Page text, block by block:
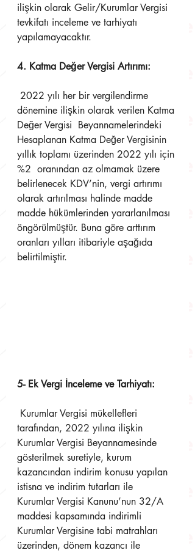
ilişkin olarak Gelir/Kurumlar Vergisi
tevkifatı inceleme ve tarhiyatı
yapılamayacaktır.
4. Katma Değer Vergisi Artırımı:
dönemine ilişkin olarak verilen Katma
Değer Vergisi  Beyannamelerindeki
Hesaplanan Katma Değer Vergisinin
yıllık toplamı üzerinden 2022 yılı için
%2  oranından az olmamak üzere
belirlenecek KDV’nin, vergi artırımı
olarak artırılması halinde madde
madde hükümlerinden yararlanılması
öngörülmüştür. Buna göre arttırım
oranları yılları itibariyle aşağıda
belirtilmiştir.
5- Ek Vergi İnceleme ve Tarhiyatı:
tarafından, 2022 yılına ilişkin
Kurumlar Vergisi Beyannamesinde
gösterilmek suretiyle, kurum
kazancından indirim konusu yapılan
istisna ve indirim tutarları ile
Kurumlar Vergisi Kanunu’nun 32/A
maddesi kapsamında indirimli
Kurumlar Vergisine tabi matrahları
üzerinden, dönem kazancı ile